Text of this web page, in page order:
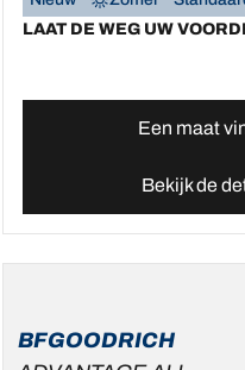
LAAT DE WEG UW
Een maat
Bekijk de
BFGOODRICH